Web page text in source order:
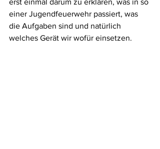
erst einmal darum zu erklären, was in so
einer Jugendfeuerwehr passiert, was
die Aufgaben sind und natürlich
welches Gerät wir wofür einsetzen.